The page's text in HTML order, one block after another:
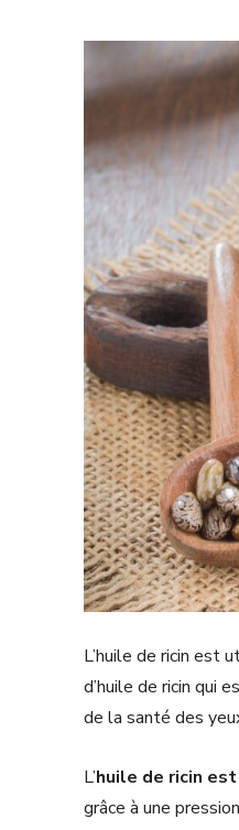
L’huile de ricin est
d’huile de ricin qui
de la santé des
L’huile de ricin
grâce à une